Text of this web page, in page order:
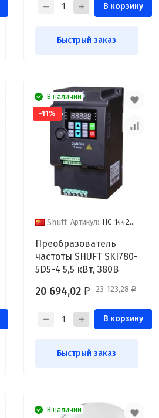
В корзину
Быстрый заказ
-11%
В наличии
Shuft Артикул: НС-1442808
Преобразователь
частоты SHUFT SKI780-
5D5-4 5,5 кВт, 380В
20 694,02 ₽ 23 123,28₽
В корзину
Быстрый заказ
В наличии